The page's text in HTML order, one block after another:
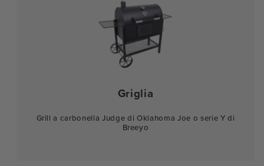
Griglia
Grill a carbonella Judge di Oklahoma Joe o serie Y di
Breeyo